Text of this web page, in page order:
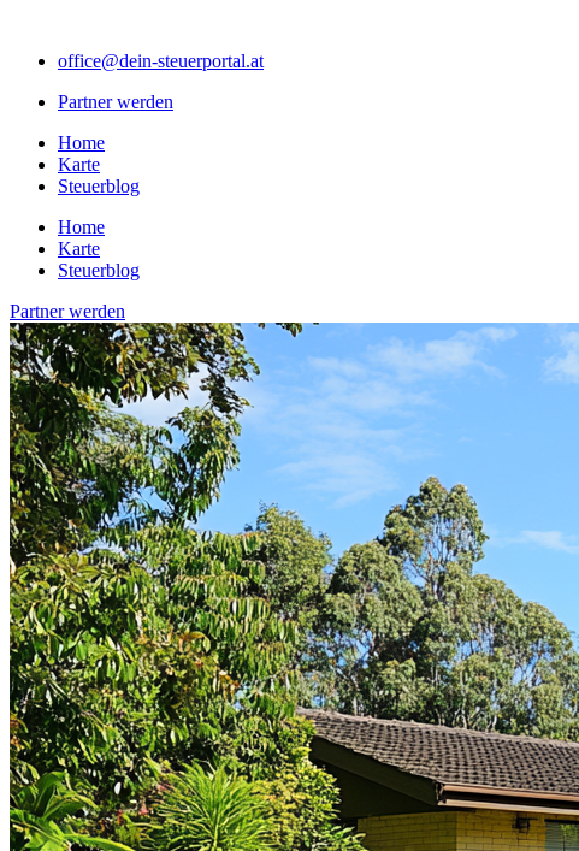
springenoffice@dein-steuerportal.at
Partner werden
Home
Karte
Steuerblog
Home
Karte
Steuerblog
Partner werden